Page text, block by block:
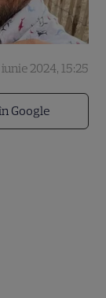
Google
iunie 2024, 15:25